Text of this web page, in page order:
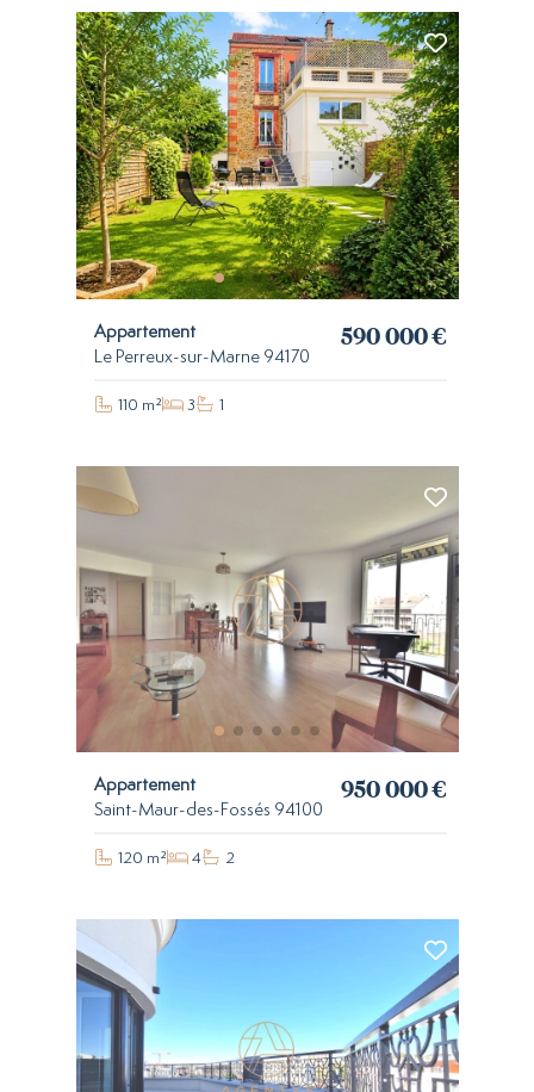
Appartement
Le Perreux-sur-Marne 94170
590 000 €
110 m² 3 1
Appartement
Saint-Maur-des-Fossés 94100
950 000 €
120 m² 4 2